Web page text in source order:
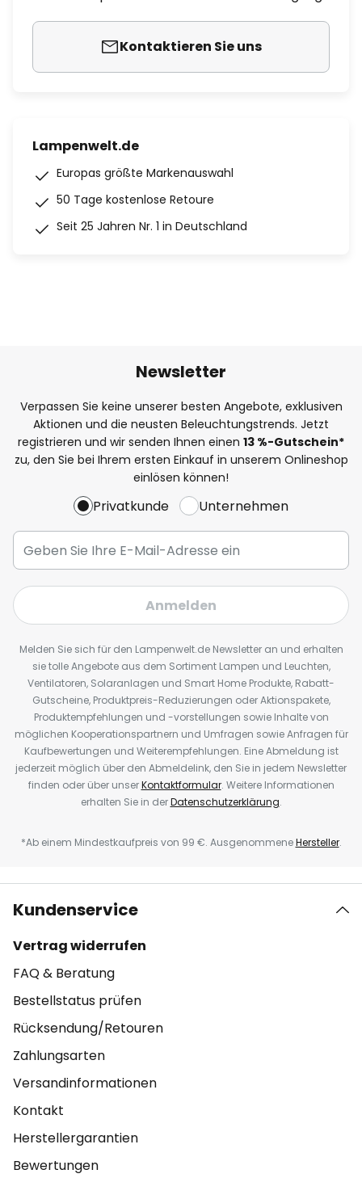
Kontaktieren Sie uns
Lampenwelt.de
Europas größte Markenauswahl
50 Tage kostenlose Retoure
Seit 25 Jahren Nr. 1 in Deutschland
Newsletter
Verpassen Sie keine unserer besten Angebote, exklusiven
Aktionen und die neusten Beleuchtungstrends. Jetzt
registrieren und wir senden Ihnen einen 13 %-Gutschein*
zu, den Sie bei Ihrem ersten Einkauf in unserem Onlineshop
einlösen können!
Privatkunde Unternehmen
Anmelden
Melden Sie sich für den Lampenwelt.de Newsletter an und erhalten
sie tolle Angebote aus dem Sortiment Lampen und Leuchten,
Ventilatoren, Solaranlagen und Smart Home Produkte, Rabatt-
Gutscheine, Produktpreis-Reduzierungen oder Aktionspakete,
Produktempfehlungen und -vorstellungen sowie Inhalte von
möglichen Kooperationspartnern und Umfragen sowie Anfragen für
Kaufbewertungen und Weiterempfehlungen. Eine Abmeldung ist
jederzeit möglich über den Abmeldelink, den Sie in jedem Newsletter
finden oder über unserKontaktformular. Weitere Informationen
erhalten Sie in derDatenschutzerklärung.
*Ab einem Mindestkaufpreis von 99 €. AusgenommeneHersteller.
Kundenservice
Vertrag widerrufen
FAQ & Beratung
Bestellstatus prüfen
Rücksendung/Retouren
Zahlungsarten
Versandinformationen
Kontakt
Herstellergarantien
Bewertungen